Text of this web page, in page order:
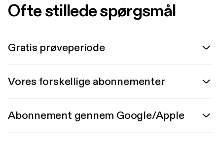
Ofte stillede spørgsmål
Gratis prøveperiode
Vores forskellige abonnementer
Abonnement gennem Google/Apple